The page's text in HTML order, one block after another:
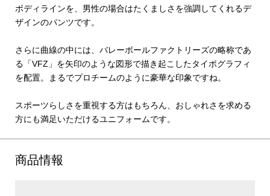
ボディラインを、男性の場合はたくましさを強調してくれるデ
ザインのパンツです。
さらに曲線の中には、バレーボールファクトリーズの略称であ
る「VFZ」を矢印のような図形で描き起こしたタイポグラフィ
を配置。まるでプロチームのように豪華な印象ですね。
スポーツらしさを重視する方はもちろん、おしゃれさを求める
方にも満足いただけるユニフォームです。
商品情報